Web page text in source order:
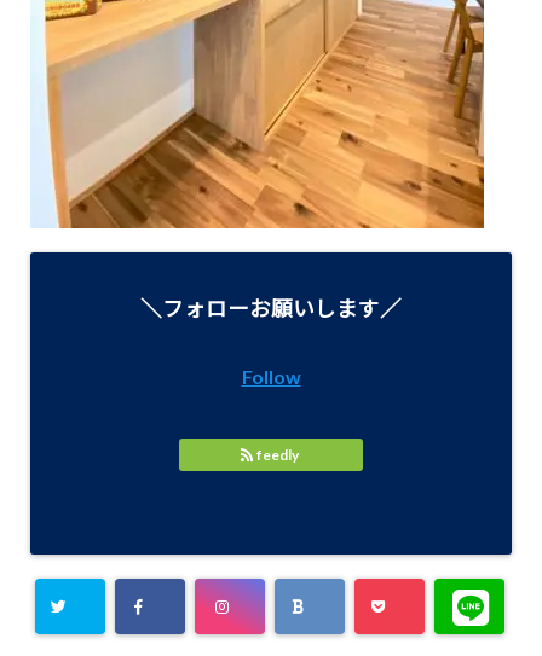
＼フォローお願いします／
Follow
feedly